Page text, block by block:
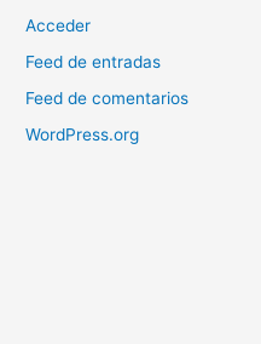
Acceder
Feed de entradas
Feed de comentarios
WordPress.org